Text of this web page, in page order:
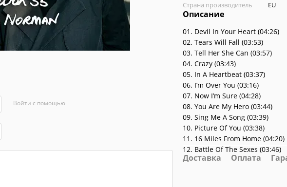
Войти с помощью
Страна производитель
EU
Описание
01. Devil In Your Heart (04:26)
02. Tears Will Fall (03:53)
03. Tell Her She Can (03:57)
04. Crazy (03:43)
05. In A Heartbeat (03:37)
06. I’m Over You (03:16)
07. Now I’m Sure (04:28)
08. You Are My Hero (03:44)
09. Sing Me A Song (03:39)
10. Picture Of You (03:38)
11. 16 Miles From Home (04:20)
12. Battle Of The Sexes (03:46)
Доставка Оплата